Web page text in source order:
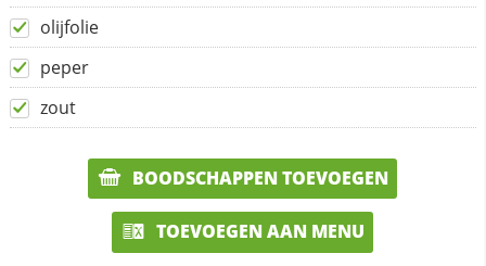
olijfolie
peper
zout
BOODSCHAPPEN TOEVOEGEN
TOEVOEGEN AAN MENU